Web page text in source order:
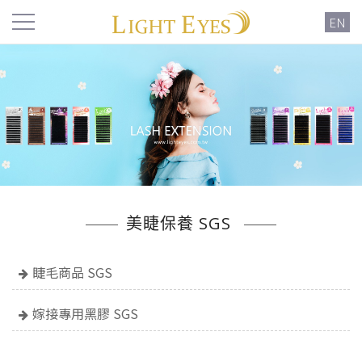
EN
美睫保養 SGS
睫毛商品 SGS
嫁接專用黑膠 SGS